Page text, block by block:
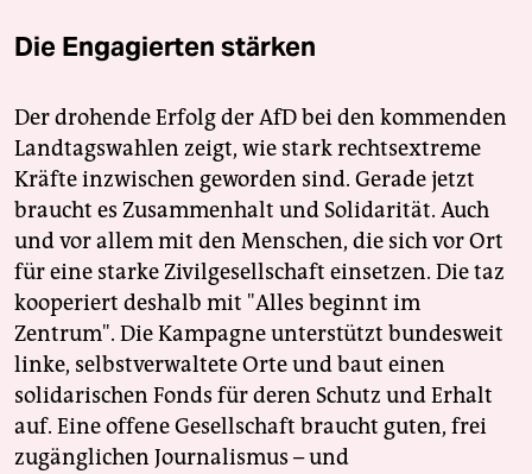
Die Engagierten stärken
Der drohende Erfolg der AfD bei den kommenden
Landtagswahlen zeigt, wie stark rechtsextreme
Kräfte inzwischen geworden sind. Gerade jetzt
braucht es Zusammenhalt und Solidarität. Auch
und vor allem mit den Menschen, die sich vor Ort
für eine starke Zivilgesellschaft einsetzen. Die taz
kooperiert deshalb mit "Alles beginnt im
Zentrum". Die Kampagne unterstützt bundesweit
linke, selbstverwaltete Orte und baut einen
solidarischen Fonds für deren Schutz und Erhalt
auf. Eine offene Gesellschaft braucht guten, frei
zugänglichen Journalismus – und